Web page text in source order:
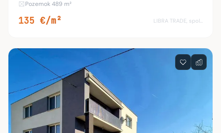
Pozemok 489 m²
135 €/m² LIBRA TRADE, spol.s.r.o.